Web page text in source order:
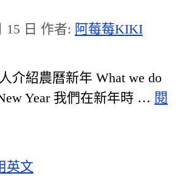
15 日 作者: 阿莓莓KIKI
介紹農曆新年 What we do
Year 我們在新年時 … 閱
英文